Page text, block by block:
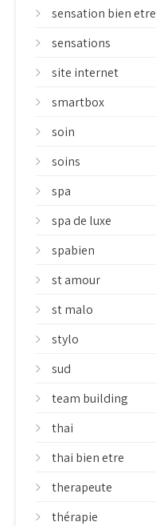
sensation bien etre
sensations
site internet
smartbox
soin
soins
spa
spa de luxe
spabien
st amour
st malo
stylo
sud
team building
thai
thai bien etre
therapeute
thérapie